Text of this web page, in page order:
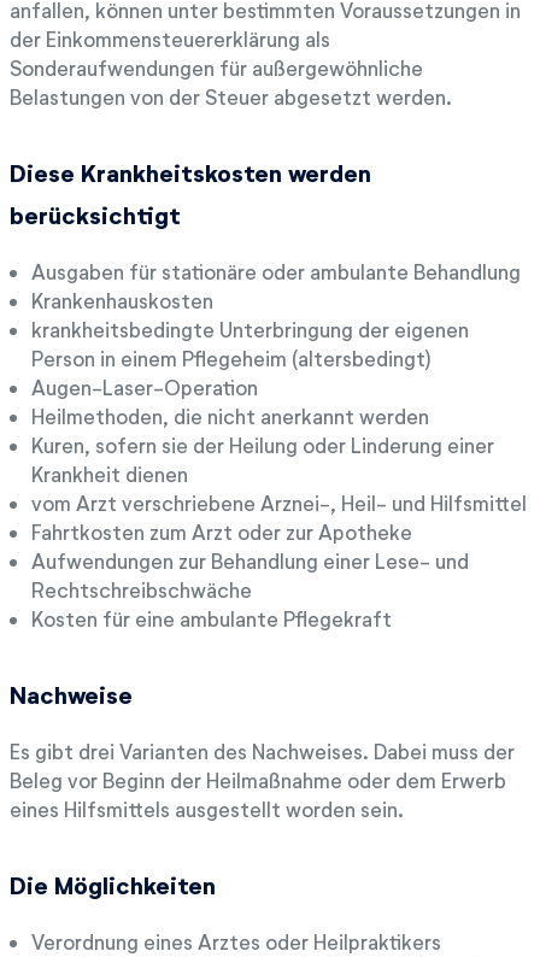
anfallen, können unter bestimmten Voraussetzungen in
der Einkommensteuererklärung als
Sonderaufwendungen für außergewöhnliche
Belastungen von der Steuer abgesetzt werden.
Diese Krankheitskosten werden
berücksichtigt
Ausgaben für stationäre oder ambulante Behandlung
Krankenhauskosten
krankheitsbedingte Unterbringung der eigenen
Person in einem Pflegeheim (altersbedingt)
Augen-Laser-Operation
Heilmethoden, die nicht anerkannt werden
Kuren, sofern sie der Heilung oder Linderung einer
Krankheit dienen
vom Arzt verschriebene Arznei-, Heil- und Hilfsmittel
Fahrtkosten zum Arzt oder zur Apotheke
Aufwendungen zur Behandlung einer Lese- und
Rechtschreibschwäche
Kosten für eine ambulante Pflegekraft
Nachweise
Es gibt drei Varianten des Nachweises. Dabei muss der
Beleg vor Beginn der Heilmaßnahme oder dem Erwerb
eines Hilfsmittels ausgestellt worden sein.
Die Möglichkeiten
Verordnung eines Arztes oder Heilpraktikers